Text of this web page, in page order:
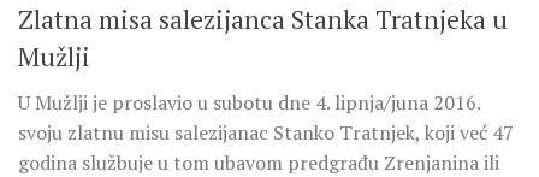
Zlatna misa salezijanca Stanka Tratnjeka u
Mužlji
U Mužlji je proslavio u subotu dne 4. lipnja/juna 2016.
svoju zlatnu misu salezijanac Stanko Tratnjek, koji već 47
godina službuje u tom ubavom predgrađu Zrenjanina ili